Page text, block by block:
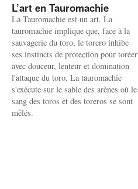
L’art en Tauromachie
La Tauromachie est un art. La
tauromachie implique que, face à la
sauvagerie du toro, le torero inhibe
ses instincts de protection pour toréer
avec douceur, lenteur et domination
l'attaque du toro. La tauromachie
s'exécute sur le sable des arènes où le
sang des toros et des toreros se sont
mêlés.